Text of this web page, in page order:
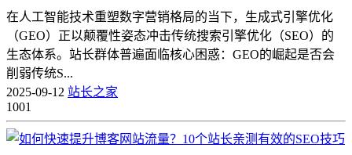
在人工智能技术重塑数字营销格局的当下，生成式引擎优化
（GEO）正以颠覆性姿态冲击传统搜索引擎优化（SEO）的
生态体系。站长群体普遍面临核心困惑：GEO的崛起是否会
削弱传统S...
2025-09-12 站长之家
1001